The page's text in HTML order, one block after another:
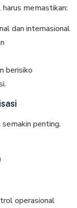
memastikan:
dan internasional
berisiko
penting.
operasional